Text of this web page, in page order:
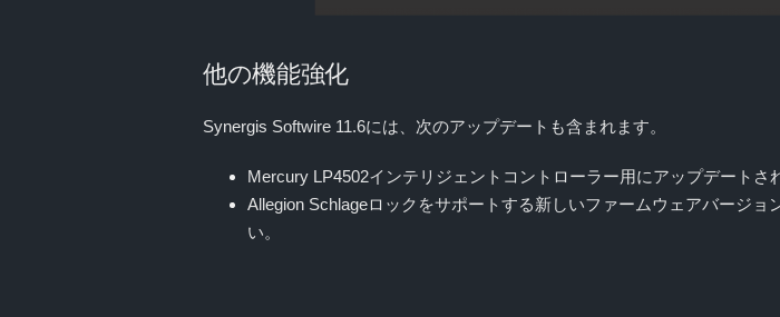
他の機能強化
Synergis Softwire 11.6には、次のアップデートも含まれます。
Mercury LP4502インテリジェントコントローラー用にアップデートさ
Allegion Schlageロックをサポートする新しいファームウェアバージョ
い。